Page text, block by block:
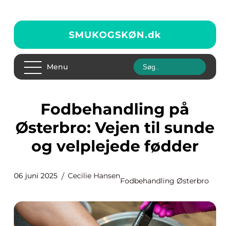
SMUKOGSKØN.dk
Menu
Fodbehandling på
Østerbro: Vejen til sunde
og velplejede fødder
06 juni 2025 Cecilie Hansen
Fodbehandling Østerbro